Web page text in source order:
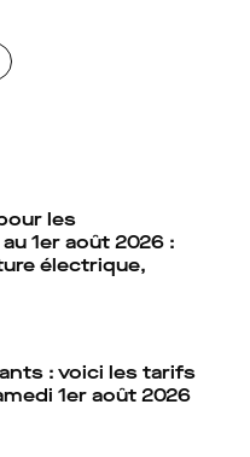
les
1er août 2026 :
électrique,
: voici les tarifs
1er août 2026